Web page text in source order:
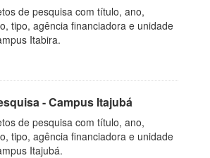
de pesquisa com título, ano,
tipo, agência financiadora e unidade
Itabira.
- Campus Itajubá
de pesquisa com título, ano,
tipo, agência financiadora e unidade
Itajubá.